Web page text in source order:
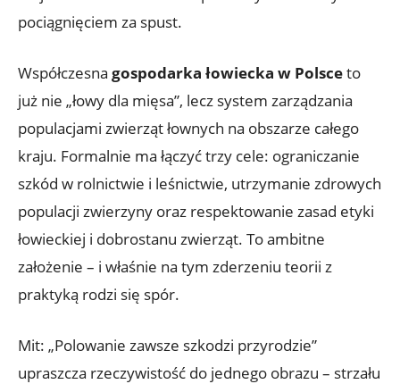
pociągnięciem za spust.
Współczesna gospodarka łowiecka w Polsceto
już nie „łowy dla mięsa”, lecz system zarządzania
populacjami zwierząt łownych na obszarze całego
kraju. Formalnie ma łączyć trzy cele: ograniczanie
szkód w rolnictwie i leśnictwie, utrzymanie zdrowych
populacji zwierzyny oraz respektowanie zasad etyki
łowieckiej i dobrostanu zwierząt. To ambitne
założenie – i właśnie na tym zderzeniu teorii z
praktyką rodzi się spór.
Mit: „Polowanie zawsze szkodzi przyrodzie”
upraszcza rzeczywistość do jednego obrazu – strzału